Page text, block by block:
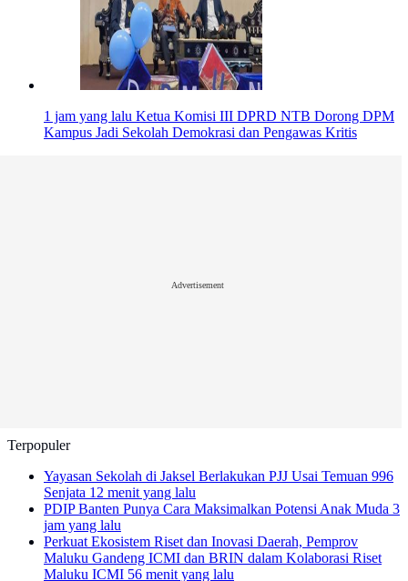
1 jam yang lalu Ketua Komisi III DPRD NTB Dorong DPM
Kampus Jadi Sekolah Demokrasi dan Pengawas Kritis
Advertisement
Terpopuler
Yayasan Sekolah di Jaksel Berlakukan PJJ Usai Temuan 996
Senjata 12 menit yang lalu
PDIP Banten Punya Cara Maksimalkan Potensi Anak Muda 3
jam yang lalu
Perkuat Ekosistem Riset dan Inovasi Daerah, Pemprov
Maluku Gandeng ICMI dan BRIN dalam Kolaborasi Riset
Maluku ICMI 56 menit yang lalu